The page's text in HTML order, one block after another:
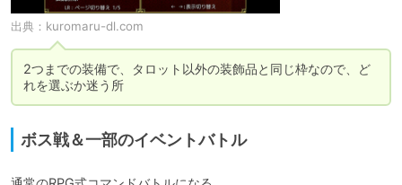
出典： kuromaru-dl.com
2つまでの装備で、タロット以外の装飾品と同じ枠なので、ど
れを選ぶか迷う所
ボス戦＆一部のイベントバトル